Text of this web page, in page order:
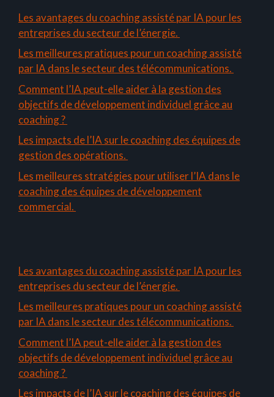
Les avantages du coaching assisté par IA pour les
entreprises du secteur de l’énergie.
Les meilleures pratiques pour un coaching assisté
par IA dans le secteur des télécommunications.
Comment l’IA peut-elle aider à la gestion des
objectifs de développement individuel grâce au
coaching ?
Les impacts de l’IA sur le coaching des équipes de
gestion des opérations.
Les meilleures stratégies pour utiliser l’IA dans le
coaching des équipes de développement
commercial.
Les avantages du coaching assisté par IA pour les
entreprises du secteur de l’énergie.
Les meilleures pratiques pour un coaching assisté
par IA dans le secteur des télécommunications.
Comment l’IA peut-elle aider à la gestion des
objectifs de développement individuel grâce au
coaching ?
Les impacts de l’IA sur le coaching des équipes de